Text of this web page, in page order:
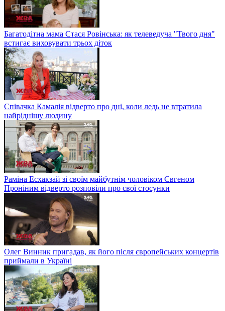
Багатодітна мама Стася Ровінська: як телеведуча "Твого дня"
встигає виховувати трьох діток
Співачка Камалія відверто про дні, коли ледь не втратила
найріднішу людину
Раміна Есхакзай зі своїм майбутнім чоловіком Євгеном
Проніним відверто розповіли про свої стосунки
Олег Винник пригадав, як його після європейських концертів
приймали в Україні